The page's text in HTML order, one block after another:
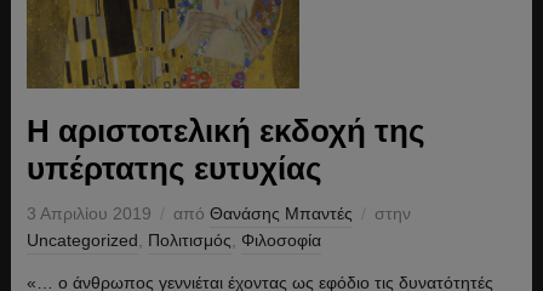
Η αριστοτελική εκδοχή της
υπέρτατης ευτυχίας
3 Απριλίου 2019 από Θανάσης Μπαντές
στην
Uncategorized
Πολιτισμός Φιλοσοφία
«… ο άνθρωπος γεννιέται έχοντας ως εφόδιο τις δυνατότητές